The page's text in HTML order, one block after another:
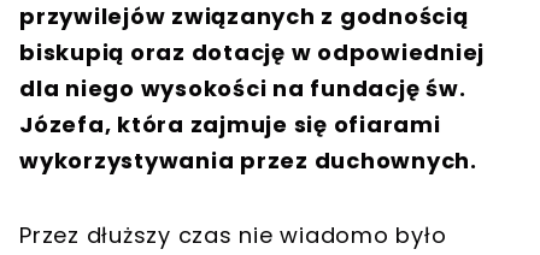
przywilejów związanych z godnością
biskupią oraz dotację w odpowiedniej
dla niego wysokości na fundację św.
Józefa, która zajmuje się ofiarami
wykorzystywania przez duchownych.
Przez dłuższy czas nie wiadomo było